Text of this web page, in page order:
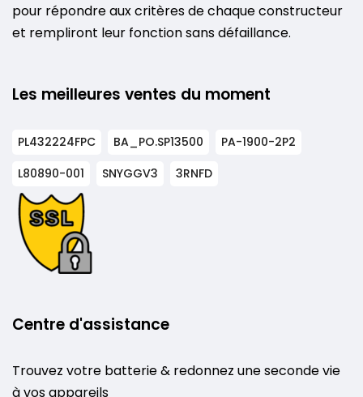
pour répondre aux critères de chaque constructeur
et rempliront leur fonction sans défaillance.
Les meilleures ventes du moment
PL432224FPC BA_PO.SP13500
PA-1900-2P2
L80890-001
SNYGGV3 3RNFD
Centre d'assistance
Trouvez votre batterie & redonnez une seconde vie
à vos appareils